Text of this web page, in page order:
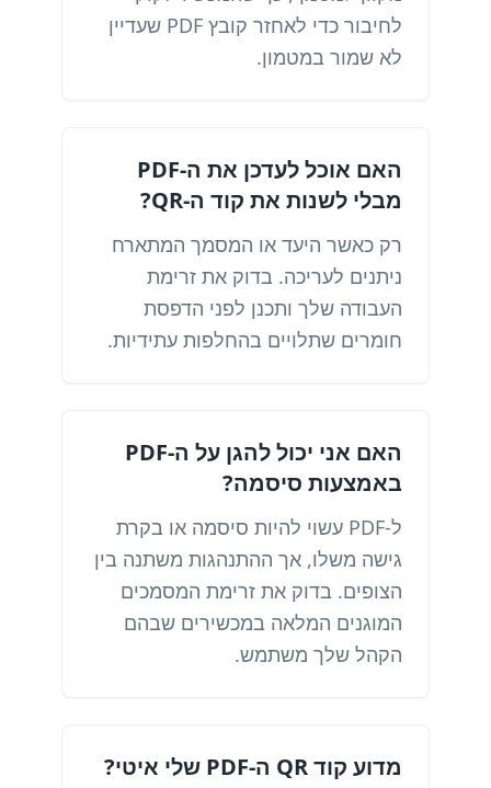
לחיבור כדי לאחזר קובץ PDF שעדיין
לא שמור במטמון.
האם אוכל לעדכן את ה-PDF
מבלי לשנות את קוד ה-QR?
רק כאשר היעד או המסמך המתארח
ניתנים לעריכה. בדוק את זרימת
העבודה שלך ותכנן לפני הדפסת
חומרים שתלויים בהחלפות עתידיות.
האם אני יכול להגן על ה-PDF
באמצעות סיסמה?
ל-PDF עשוי להיות סיסמה או בקרת
גישה משלו, אך ההתנהגות משתנה בין
הצופים. בדוק את זרימת המסמכים
המוגנים המלאה במכשירים שבהם
הקהל שלך משתמש.
מדוע קוד QR ה-PDF שלי איטי?